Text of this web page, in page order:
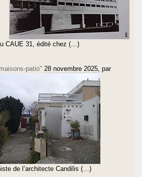
CAUE 31, édité chez (…)
patio" 28 novembre 2025 , par
de l’architecte Candilis (…)